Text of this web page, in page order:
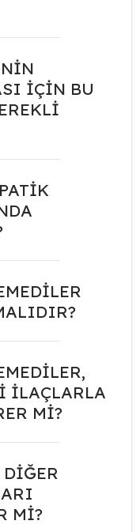
İÇİN BU
İLAÇLARLA
Mİ?
Mİ?